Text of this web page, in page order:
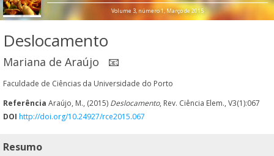
Volume 3, número 1, Março de 2015
Deslocamento
Mariana de Araújo 📧
Faculdade de Ciências da Universidade do Porto
Referência Araújo, M., (2015) Deslocamento, Rev. Ciência Elem., V3(1):067
DOI http://doi.org/10.24927/rce2015.067
Resumo